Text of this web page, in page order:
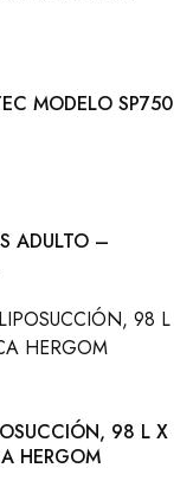
MODELO SP750
ADULTO –
98 L X
HERGOM